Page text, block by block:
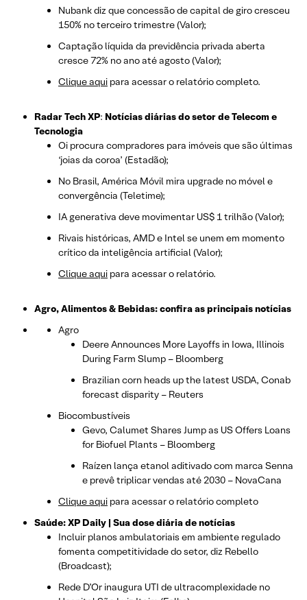
Nubank diz que concessão de capital de giro cresceu
150% no terceiro trimestre (Valor);
Captação líquida da previdência privada aberta
cresce 72% no ano até agosto (Valor);
Clique aqui para acessar o relatório completo.
Radar Tech XP: Notícias diárias do setor de Telecom e
Tecnologia
Oi procura compradores para imóveis que são últimas
‘joias da coroa’ (Estadão);
No Brasil, América Móvil mira upgrade no móvel e
convergência (Teletime);
IA generativa deve movimentar US$ 1 trilhão (Valor);
Rivais históricas, AMD e Intel se unem em momento
crítico da inteligência artificial (Valor);
Clique aqui para acessar o relatório.
Agro, Alimentos & Bebidas: confira as principais notícias
Agro
Deere Announces More Layoffs in Iowa, Illinois
During Farm Slump – Bloomberg
Brazilian corn heads up the latest USDA, Conab
forecast disparity – Reuters
Biocombustíveis
Gevo, Calumet Shares Jump as US Offers Loans
for Biofuel Plants – Bloomberg
Raízen lança etanol aditivado com marca Senna
e prevê triplicar vendas até 2030 – NovaCana
Clique aqui para acessar o relatório completo
Saúde: XP Daily | Sua dose diária de notícias
Incluir planos ambulatoriais em ambiente regulado
fomenta competitividade do setor, diz Rebello
(Broadcast);
Rede D’Or inaugura UTI de ultracomplexidade no